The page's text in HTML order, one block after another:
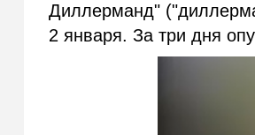
Диллерманд"
2 января. За три дня